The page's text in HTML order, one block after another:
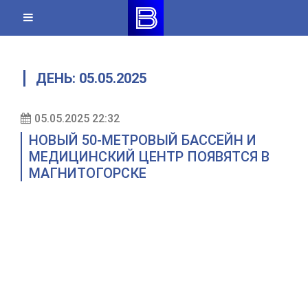
content
ДЕНЬ: 05.05.2025
05.05.2025 22:32
НОВЫЙ 50-МЕТРОВЫЙ БАССЕЙН И
МЕДИЦИНСКИЙ ЦЕНТР ПОЯВЯТСЯ В
МАГНИТОГОРСКЕ